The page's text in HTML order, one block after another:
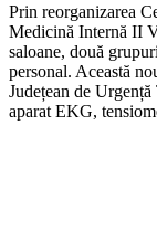
Prin reorganizarea
Medicină Internă II
saloane, două
personal. Această
Județean de
aparat EKG,